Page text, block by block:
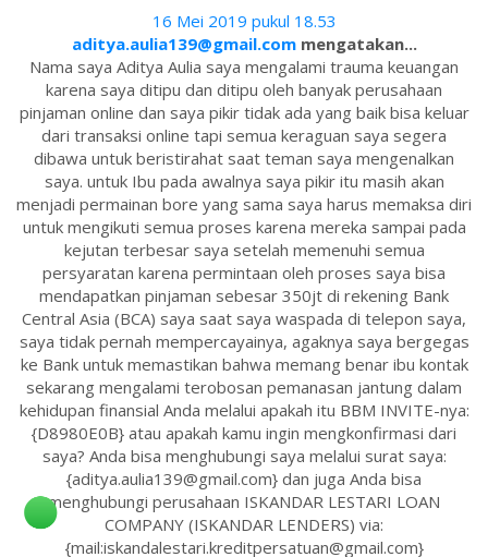
16 Mei 2019 pukul 18.53
aditya.aulia139@gmail.commengatakan...
Nama saya Aditya Aulia saya mengalami trauma keuangan
karena saya ditipu dan ditipu oleh banyak perusahaan
pinjaman online dan saya pikir tidak ada yang baik bisa keluar
dari transaksi online tapi semua keraguan saya segera
dibawa untuk beristirahat saat teman saya mengenalkan
saya. untuk Ibu pada awalnya saya pikir itu masih akan
menjadi permainan bore yang sama saya harus memaksa diri
untuk mengikuti semua proses karena mereka sampai pada
kejutan terbesar saya setelah memenuhi semua
persyaratan karena permintaan oleh proses saya bisa
mendapatkan pinjaman sebesar 350jt di rekening Bank
Central Asia (BCA) saya saat saya waspada di telepon saya,
saya tidak pernah mempercayainya, agaknya saya bergegas
ke Bank untuk memastikan bahwa memang benar ibu kontak
sekarang mengalami terobosan pemanasan jantung dalam
kehidupan finansial Anda melalui apakah itu BBM INVITE-nya:
{D8980E0B} atau apakah kamu ingin mengkonfirmasi dari
saya? Anda bisa menghubungi saya melalui surat saya:
{aditya.aulia139@gmail.com} dan juga Anda bisa
menghubungi perusahaan ISKANDAR LESTARI LOAN
COMPANY (ISKANDAR LENDERS) via:
{mail:iskandalestari.kreditpersatuan@gmail.com}